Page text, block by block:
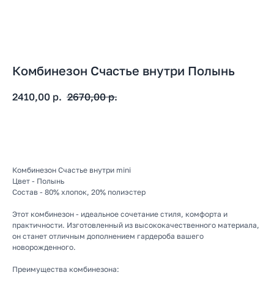
Комбинезон Счастье внутри Полынь
2410,00 р. 2670,00 р.
Комбинезон Счастье внутри mini
Цвет - Полынь
Состав - 80% хлопок, 20% полиэстер
Этот комбинезон - идеальное сочетание стиля, комфорта и
практичности. Изготовленный из высококачественного материала,
он станет отличным дополнением гардероба вашего
новорожденного.
Преимущества комбинезона: